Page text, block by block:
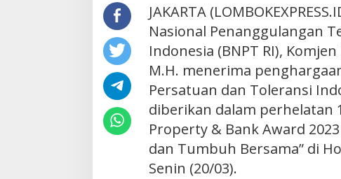
JAKARTA
Nasional Penanggulangan
Indonesia (BNPT RI),
M.H. menerima
Persatuan dan Toleransi
diberikan dalam perhelatan
Property & Bank Award
dan Tumbuh Bersama” di
Senin (20/03).